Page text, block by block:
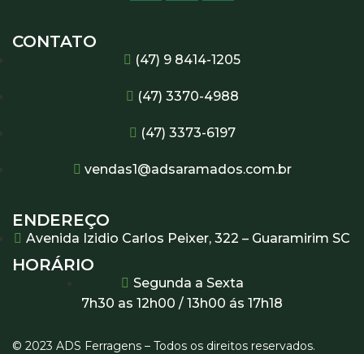
CONTATO
(47) 9 8414-1205
(47) 3370-4988
(47) 3373-6197
vendas1@adsaramados.com.br
ENDEREÇO
Avenida Izidio Carlos Peixer, 322 – Guaramirim SC
HORÁRIO
Segunda a Sexta
7h30 as 12h00 / 13h00 ás 17h18
© 2023 ADS Ferragens – Todos os direitos reservados.